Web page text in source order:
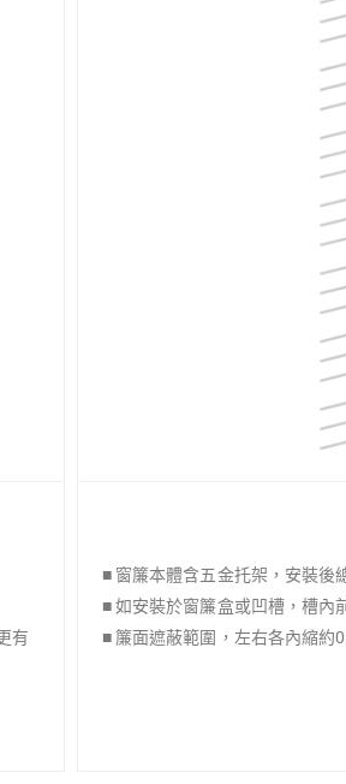
有
■ 窗簾本體含五金托架，安裝後
■ 如安裝於窗簾盒或凹槽，槽內
■ 簾面遮蔽範圍，左右各內縮約